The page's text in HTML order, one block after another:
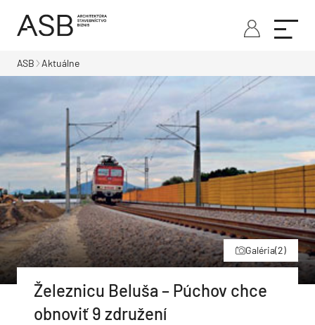
ASB Aktuálne
Galéria(2)
Železnicu Beluša – Púchov chce
obnoviť 9 združení